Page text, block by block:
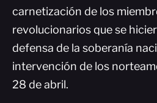
carnetización de los
revolucionarios que se
defensa de la soberanía
intervención de los
28 de abril.